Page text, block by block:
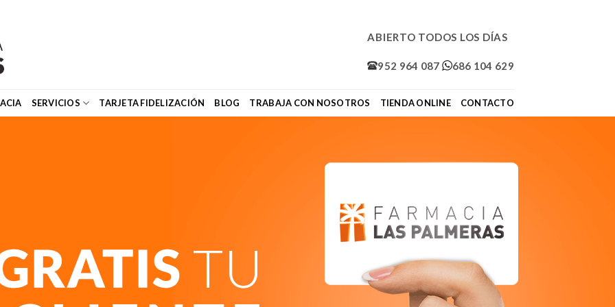
ABIERTO TODOS LOS DÍAS
952 964 087 686 104 629
SERVICIOS TARJETA FIDELIZACIÓN BLOG TRABAJA CON NOSOTROS TIENDA ONLINE CONTACTO